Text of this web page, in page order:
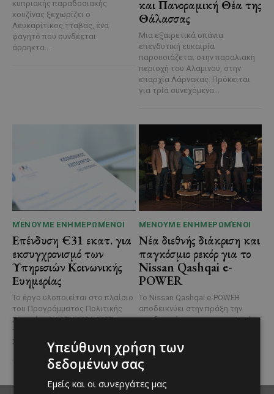
κυπριακής παραδοσιακής
κουζίνας ξεχωρίζει ο
Λευκαρίτικος τταβάς, ένα
φαγητό που συνδέεται
άρρηκτα...
και Πανοραμική Θέα της
Θάλασσας
Μια εξαιρετικά σπάνια
επενδυτική ευκαιρία
παρουσιάζεται στην παραλιακή
περιοχή του Αλαμινού, στην
επαρχία Λάρνακας. Πρόκειται
για τρία συνεχόμενα...
ΜΈΝΟΥΜΕ ΕΝΗΜΕΡΩΜΈΝΟΙ
Επένδυση €31 εκατ. για
εκσυγχρονισμό των
Υπηρεσιών Κοινωνικής
Ευημερίας
Το έργο υλοποιείται στο πλαίσιο
του Προγράμματος Πολιτικής
Συνοχής «ΘΑΛΕΙΑ2021-2027», με
τη συγχρηματοδότησης της ΕΕ
Σε μία από τις...
ΜΈΝΟΥΜΕ ΕΝΗΜΕΡΩΜΈΝΟΙ
Νέα διεθνής διάκριση και
παγκόσμιο ρεκόρ για το
Nissan Qashqai e-
POWER
Το Nissan Qashqai e-POWER
αποδεικνύει στην πράξη την
αποδοτικότητα της τεχνολογίας
Υπεύθυνη χρήση των
δεδομένων σας
Εμείς και οι συνεργάτες μας